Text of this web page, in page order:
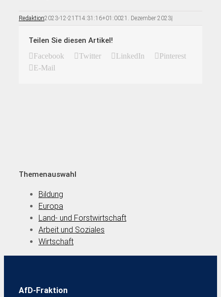
Redaktion2023-12-21T14:31:16+01:0021. Dezember 2023|
Teilen Sie diesen Artikel!
Facebook Twitter LinkedIn
Pinterest
E-Mail
Themenauswahl
Bildung
Europa
Land- und Forstwirtschaft
Arbeit und Soziales
Wirtschaft
AfD-Fraktion